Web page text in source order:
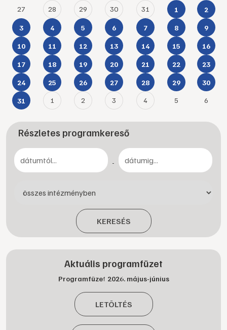
27 28 29 30 31 1 2
3 4 5 6 7 8 9
10 11 12 13 14 15 16
17 18 19 20 21 22 23
24 25 26 27 28 29 30
31 1 2 3 4 5 6
Részletes programkereső
-
KERESÉS
Aktuális programfüzet
Programfüzet 2026. május-június
LETÖLTÉS